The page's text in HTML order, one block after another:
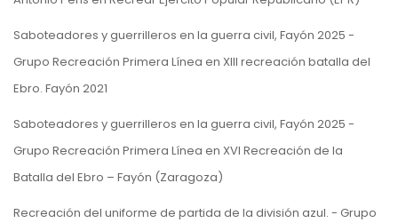
Saboteadores y guerrilleros en la guerra civil, Fayón 2025 -
Grupo Recreación Primera Línea en XIII recreación batalla del
Ebro. Fayón 2021
Saboteadores y guerrilleros en la guerra civil, Fayón 2025 -
Grupo Recreación Primera Línea en XVI Recreación de la
Batalla del Ebro – Fayón (Zaragoza)
Recreación del uniforme de partida de la división azul. - Grupo